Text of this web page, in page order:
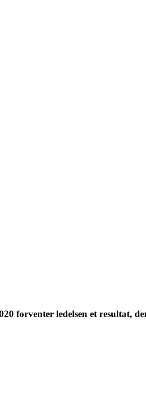
forventer ledelsen et resultat,